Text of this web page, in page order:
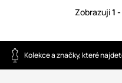
Zobrazuji1
Kolekce a značky, které